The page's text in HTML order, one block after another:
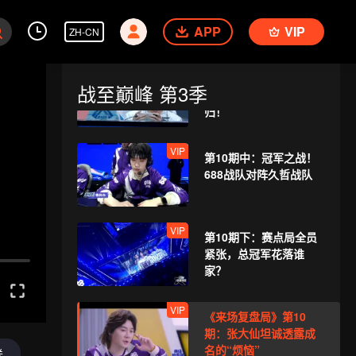
ZH-CN APP VIP
战至巅峰 第3季
欢乐狼人杀！俱乐部团
建超有料
战峡谷，时代少年团回
归！
VIP
第10期中：冠军之战！
688战队对阵久哲战队
VIP
第10期下：赛点局全员
紧张，总冠军花落谁
家？
VIP
《来场复盘局》第10
期：张大仙坦诚透露成
名的“烦恼”